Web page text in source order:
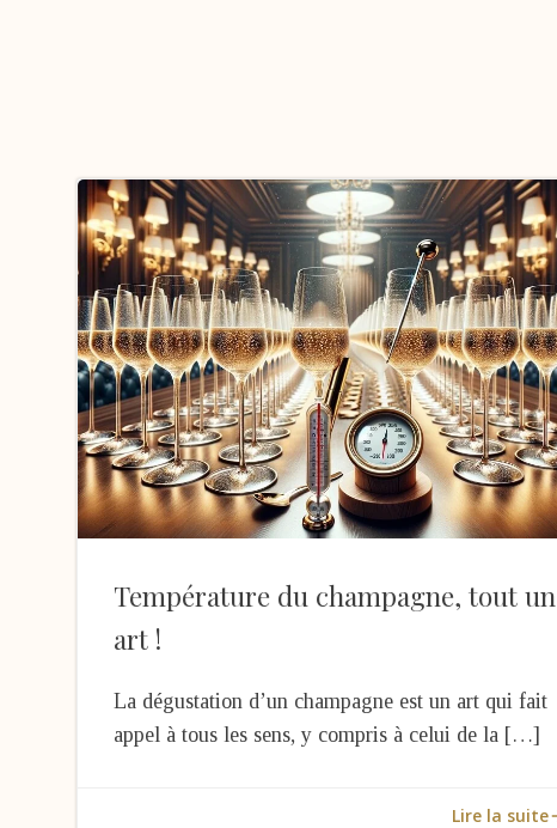
Température du champagne, tout un
art !
La dégustation d’un champagne est un art qui fait
appel à tous les sens, y compris à celui de la […]
Lire la suite